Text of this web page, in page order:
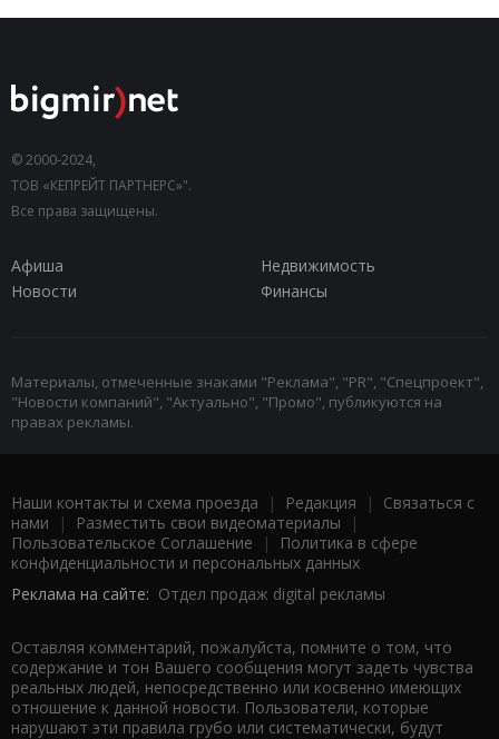
© 2000-2024,
ТОВ «КЕПРЕЙТ ПАРТНЕРС»".
Все права защищены.
Афиша
Недвижимость
Новости
Финансы
Материалы, отмеченные знаками "Реклама", "PR", "Спецпроект",
"Новости компаний", "Актуально", "Промо", публикуются на
правах рекламы.
Наши контакты и схема проезда | Редакция | Связаться с
нами | Разместить свои видеоматериалы |
Пользовательское Соглашение |
Политика в сфере
конфиденциальности и персональных данных
Реклама на сайте: Отдел продаж digital рекламы
Оставляя комментарий, пожалуйста, помните о том, что
содержание и тон Вашего сообщения могут задеть чувства
реальных людей, непосредственно или косвенно имеющих
отношение к данной новости. Пользователи, которые
нарушают эти правила грубо или систематически, будут